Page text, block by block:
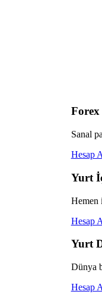
Forex
Sanal
Hesap
Yurt
Hemen
Hesap
Yurt
Dünya
Hesap